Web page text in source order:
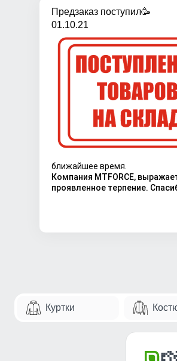
Предзаказ поступил🥳
01.10.21
ближайшее время.
Компания MTFORCE,
проявленное терпение.
Куртки